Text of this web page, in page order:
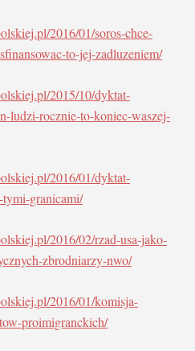
2016/01/soros-chce-
to-jej-zadluzeniem/
2015/10/dyktat-
ludzi-rocznie-to-koniec-waszej-
2016/01/dyktat-
tymi-granicami/
2016/02/rzad-usa-jako-
zbrodniarzy-nwo/
2016/01/komisja-
proimigranckich/